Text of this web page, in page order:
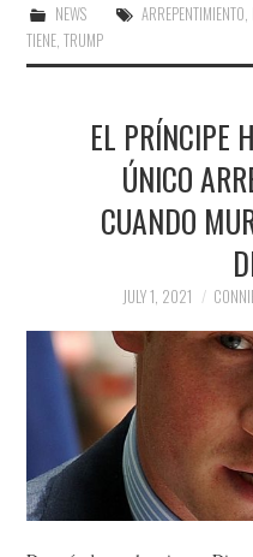
NEWS ARREPENTIMIENTO,
TIENE,TRUMP
EL PRÍNCIPE
ÚNICO
CUANDO
JULY 1, 2021